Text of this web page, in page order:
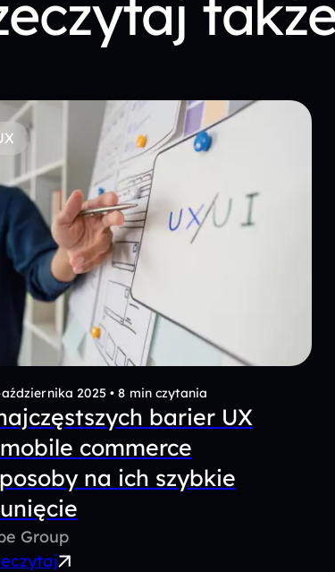
2025 • 8 min czytania
barier UX
commerce
na ich szybkie
Group